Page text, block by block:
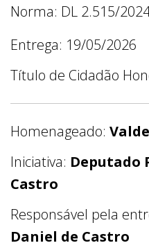
Norma: DL 2.515/
Entrega: 19/05/2026
Título de Cidadão
Homenageado:
Iniciativa: Deputado
Castro
Responsável pela
Daniel de Castro